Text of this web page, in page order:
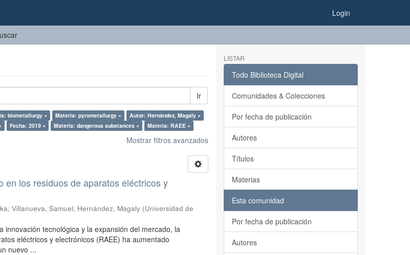
Login
Ir
biometallurgy × Materia: pyrometallurgy ×
Autor: Hernández, Magaly ×
Fecha: 2019 × Materia: dangerous substances × Materia: RAEE ×
Mostrar filtros avanzados
en los residuos de aparatos eléctricos y
;Villanueva, Samuel; Hernández, Magaly (Universidad de
innovación tecnológica y la expansión del mercado, la
eléctricos y electrónicos (RAEE) ha aumentado
nuevo ...
LISTAR
Todo Biblioteca Digital
Comunidades & Colecciones
Por fecha de publicación
Autores
Títulos
Materias
Esta comunidad
Por fecha de publicación
Autores